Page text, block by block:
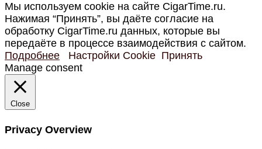
Мы используем cookie на сайте CigarTime.ru.
Нажимая “Принять”, вы даёте согласие на
обработку CigarTime.ru данных, которые вы
передаёте в процессе взаимодействия с сайтом.
Подробнее
Настройки Cookie Принять
Manage consent
Close
Privacy Overview